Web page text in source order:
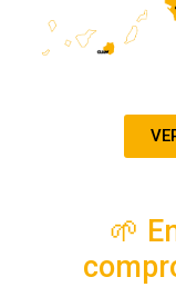
🌱